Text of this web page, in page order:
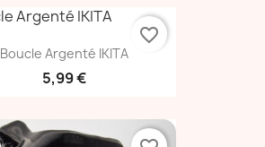
Boucle Argenté IKITA
5,99 €
favorite_border